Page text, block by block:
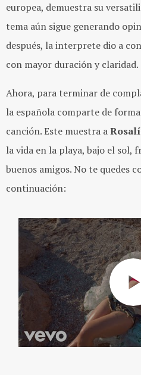
europea, demuestra su
tema aún sigue generando
después, la interprete dio a
con mayor duración y claridad.
Ahora, para terminar de
la española comparte de
canción. Este muestra a
la vida en la playa, bajo el sol,
buenos amigos. No te quedes
continuación: